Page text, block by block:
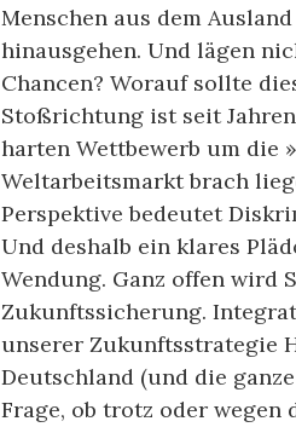
Menschen aus dem
hinausgehen. Und lägen
Chancen? Worauf sollte
Stoßrichtung ist seit
harten Wettbewerb um die
Weltarbeitsmarkt brach
Perspektive bedeutet
Und deshalb ein klares
Wendung. Ganz offen
Zukunftssicherung.
unserer Zukunftsstrategie
Deutschland (und die
Frage, ob trotz oder